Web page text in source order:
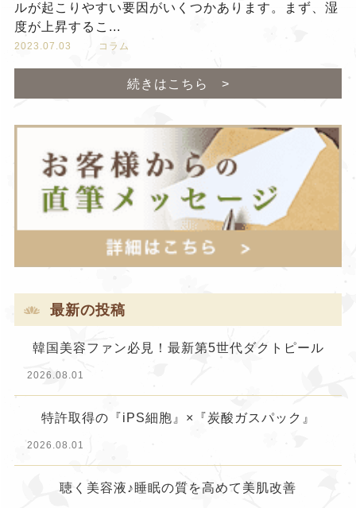
ルが起こりやすい要因がいくつかあります。まず、湿
度が上昇するこ...
2023.07.03 コラム
続きはこちら >
最新の投稿
韓国美容ファン必見！最新第5世代ダクトピール
2026.08.01
特許取得の『iPS細胞』×『炭酸ガスパック』
2026.08.01
聴く美容液♪睡眠の質を高めて美肌改善